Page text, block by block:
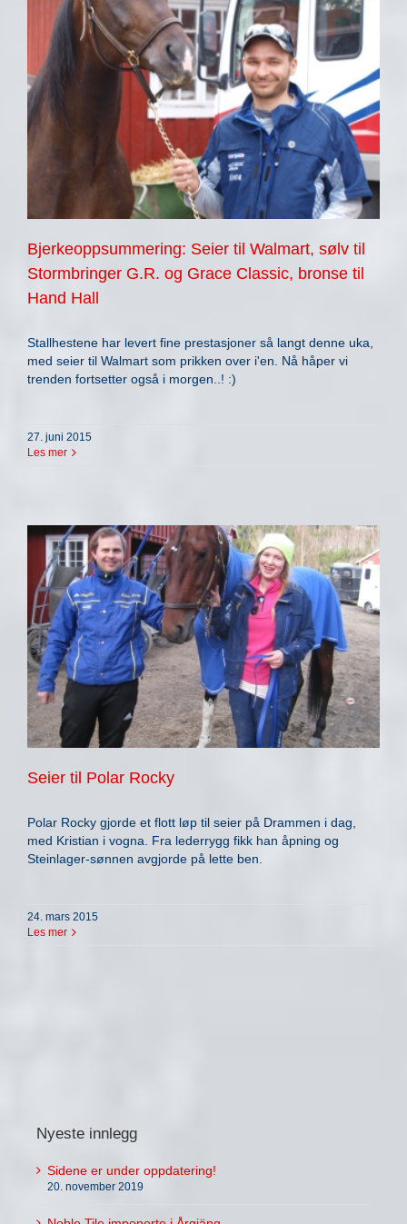
Bjerkeoppsummering: Seier til Walmart, sølv til
Stormbringer G.R. og Grace Classic, bronse til
Hand Hall
Stallhestene har levert fine prestasjoner så langt denne uka,
med seier til Walmart som prikken over i'en. Nå håper vi
trenden fortsetter også i morgen..! :)
27. juni 2015
Les mer
Seier til Polar Rocky
Polar Rocky gjorde et flott løp til seier på Drammen i dag,
med Kristian i vogna. Fra lederrygg fikk han åpning og
Steinlager-sønnen avgjorde på lette ben.
24. mars 2015
Les mer
Nyeste innlegg
Sidene er under oppdatering!
20. november 2019